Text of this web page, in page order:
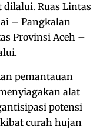
dilalui. Ruas Lintas
– Pangkalan
Provinsi Aceh –
pemantauan
alat
potensi
curah hujan